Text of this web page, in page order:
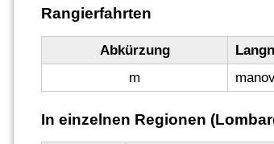
Rangierfahrten
Abkürzung
m
In einzelnen Regionen